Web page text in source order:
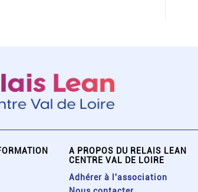
A PROPOS DU RELAIS LEAN
CENTRE VAL DE LOIRE
Adhérer à l'association